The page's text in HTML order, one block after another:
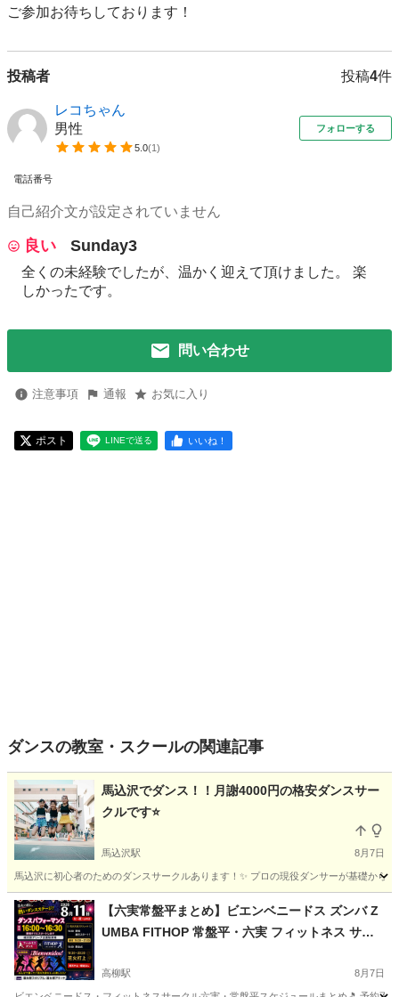
投稿者 投稿4件
レコちゃん
男性
5.0(1)
フォローする
電話番号
自己紹介文が設定されていません
良い Sunday3
全くの未経験でしたが、温かく迎えて頂けました。 楽
しかったです。
問い合わせ
注意事項 通報 お気に入り
ポスト LINEで送る いいね！
ダンスの教室・スクールの関連記事
馬込沢でダンス！！月謝4000円の格安ダンスサー
クルです⭐️
馬込沢駅 8月7日
馬込沢に初心者のためのダンスサークルあります！✨ プロの現役ダンサーが基礎か
千葉 鎌ケ谷市 馬込沢駅 ヒップホップ サークル
【六実常盤平まとめ】ビエンベニードス ズンバ Z
UMBA FITHOP 常盤平・六実 フィットネス サー
康 ダイエット 仲間作り 安価でも価値のあるレッ
高柳駅 8月7日